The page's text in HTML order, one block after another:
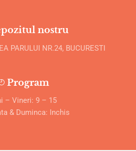
nostru
PARULUI NR.24, BUCURESTI
Program
– Vineri: 9 – 15
& Duminca: Inchis